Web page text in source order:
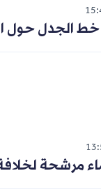
الجدل حول
مرشحة